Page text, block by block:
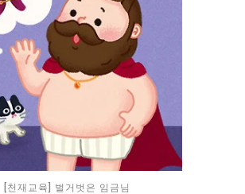
[천재교육] 벌거벗은 임금님